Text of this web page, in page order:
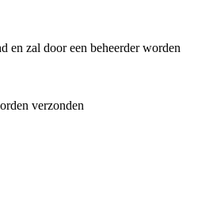
en zal door een beheerder worden
verzonden